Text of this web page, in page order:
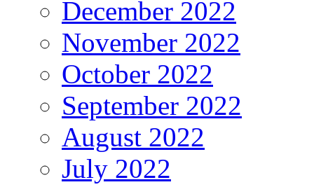
December 2022
November 2022
October 2022
September 2022
August 2022
July 2022